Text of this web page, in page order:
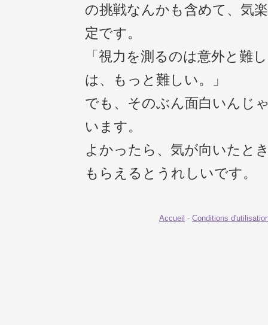
の挑戦なんかも含めて、気
定です。
「視力を測るのは意外と難
は、もっと難しい。」
でも、そのぶん面白いんじ
います。
よかったら、気が向いたと
もらえるとうれしいです。
Accueil - Conditions